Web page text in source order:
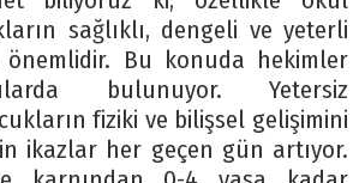
sağlıklı, dengeli ve yeterli
önemlidir. Bu konuda hekimler
bulunuyor. Yetersiz
fiziki ve bilişsel gelişimini
ikazlar her geçen gün artıyor.